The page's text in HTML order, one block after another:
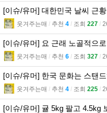
[이슈/유머] 대한민국 날씨 근황
웃겨주는매 l 추천 4 l 조회 227 l
[이슈/유머] 요 근래 노골적으
웃겨주는매 l 추천 6 l 조회 327 l
[이슈/유머] 한국 문화는 스탠
웃겨주는매 l 추천 4 l 조회 225 l
[이슈/유머] 귤 5kg 팔고 4.5kg